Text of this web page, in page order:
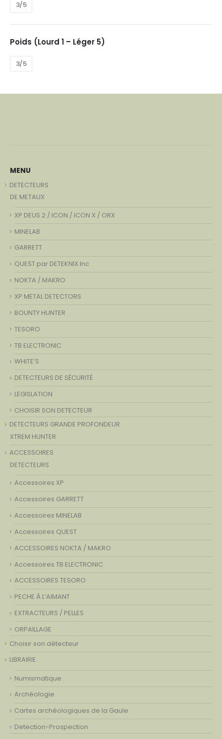
3/5
Poids (Lourd 1 – Léger 5)
3/5
MENU
DETECTEURS
DE METAUX
XP DEUS 2 / ICON / ICON X / ORX
MINELAB
GARRETT
QUEST par DETEKNIX.Inc
NOKTA / MAKRO
XP METAL DETECTORS
BOUNTY HUNTER
TESORO
TB ELECTRONIC
WHITE’S
DETECTEURS DE SÉCURITÉ
LEGISLATION
CHOISIR SON DETECTEUR
DETECTEURS GRANDE PROFONDEUR
XTREM HUNTER
ACCESSOIRES
DETECTEURS
Accessoires XP
Accessoires GARRETT
Accessoires MINELAB
Accessoires QUEST
ACCESSOIRES NOKTA / MAKRO
Accessoires TB ELECTRONIC
ACCESSOIRES TESORO
PECHE À L’AIMANT
EXTRACTEURS / PELLES
ORPAILLAGE
Choisir son détecteur
LIBRAIRIE
Numismatique
Archéologie
Cartes archéologiques de la Gaule
Detection-Prospection